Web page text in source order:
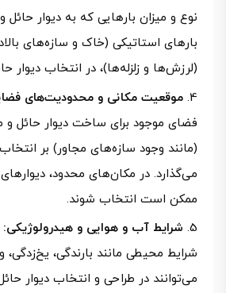
نوع و میزان بارهایی که به دیوار حائل
بارهای استاتیکی (خاک و سازه‌های
(لرزش‌ها و زلزله‌ها)، در انتخاب دیوار
موقعیت مکانی و محدودیت‌های
فضای موجود برای ساخت دیوار حائل
(مانند وجود سازه‌های مجاور) بر انتخاب
می‌گذارد. در مکان‌های محدود، دیوارهای
ممکن است انتخاب شوند.
شرایط آب و هوایی و هیدرولوژیکی:
شرایط محیطی مانند بارندگی،
می‌توانند در طراحی و انتخاب دیوار